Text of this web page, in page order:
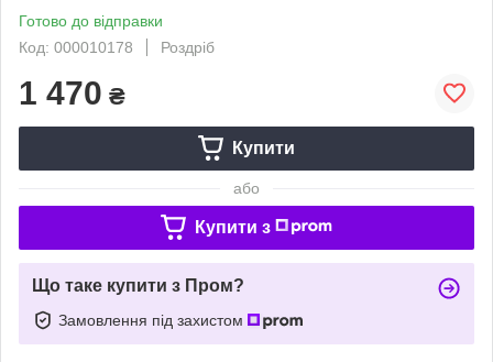
Готово до відправки
Код: 000010178
Роздріб
1 470 ₴
Купити
або
Купити з
Що таке купити з Пром?
Замовлення під захистом